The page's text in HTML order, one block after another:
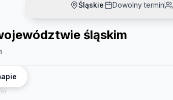
Śląskie Dowolny termin
śląskim